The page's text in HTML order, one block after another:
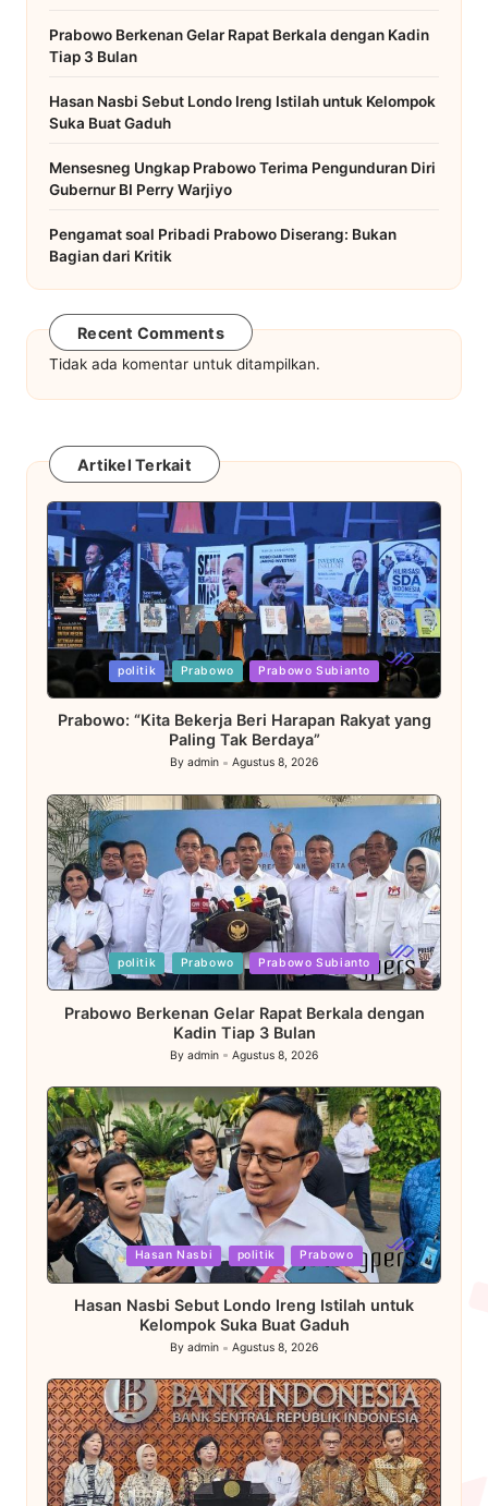
Prabowo Berkenan Gelar Rapat Berkala dengan Kadin
Tiap 3 Bulan
Hasan Nasbi Sebut Londo Ireng Istilah untuk Kelompok
Suka Buat Gaduh
Mensesneg Ungkap Prabowo Terima Pengunduran Diri
Gubernur BI Perry Warjiyo
Pengamat soal Pribadi Prabowo Diserang: Bukan
Bagian dari Kritik
Recent Comments
Tidak ada komentar untuk ditampilkan.
Artikel Terkait
Posted
in
politik Prabowo Prabowo Subianto
Prabowo: “Kita Bekerja Beri Harapan Rakyat yang
Paling Tak Berdaya”
Posted
By admin Agustus 8, 2026
Posted
in
politik Prabowo Prabowo Subianto
Prabowo Berkenan Gelar Rapat Berkala dengan
Kadin Tiap 3 Bulan
Posted
by
By admin Agustus 8, 2026
Posted
in
Hasan Nasbi politik Prabowo
Hasan Nasbi Sebut Londo Ireng Istilah untuk
Kelompok Suka Buat Gaduh
Posted
by
By admin Agustus 8, 2026